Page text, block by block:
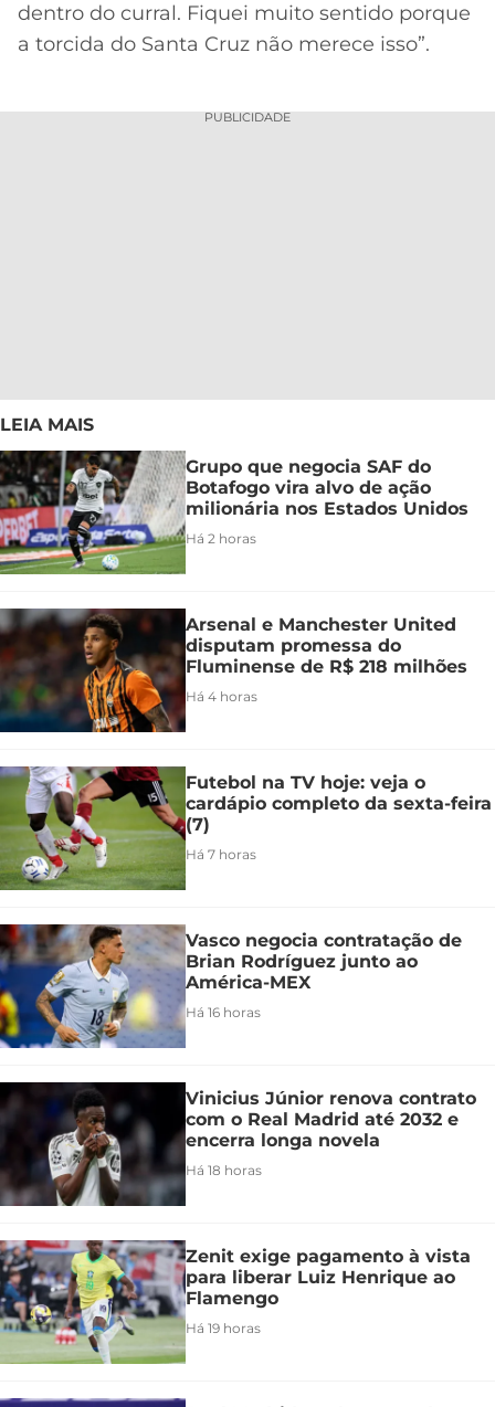
dentro do curral. Fiquei muito sentido porque
a torcida do Santa Cruz não merece isso”.
PUBLICIDADE
LEIA MAIS
Grupo que negocia SAF do
Botafogo vira alvo de ação
milionária nos Estados Unidos
Há 2 horas
Arsenal e Manchester United
disputam promessa do
Fluminense de R$ 218 milhões
Há 4 horas
Futebol na TV hoje: veja o
cardápio completo da sexta-feira
(7)
Há 7 horas
Vasco negocia contratação de
Brian Rodríguez junto ao
América-MEX
Há 16 horas
Vinicius Júnior renova contrato
com o Real Madrid até 2032 e
encerra longa novela
Há 18 horas
Zenit exige pagamento à vista
para liberar Luiz Henrique ao
Flamengo
Há 19 horas